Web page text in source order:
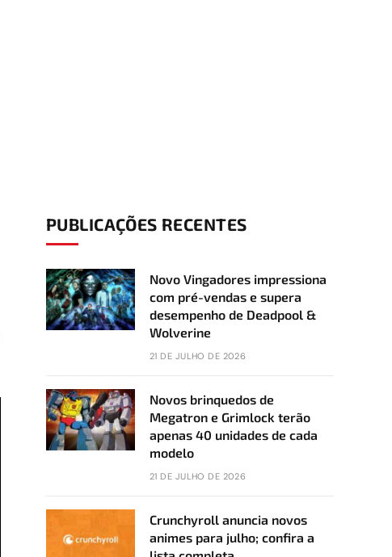
PUBLICAÇÕES RECENTES
Novo Vingadores impressiona
com pré-vendas e supera
desempenho de Deadpool &
Wolverine
21 DE JULHO DE 2026
Novos brinquedos de
Megatron e Grimlock terão
apenas 40 unidades de cada
modelo
21 DE JULHO DE 2026
Crunchyroll anuncia novos
animes para julho; confira a